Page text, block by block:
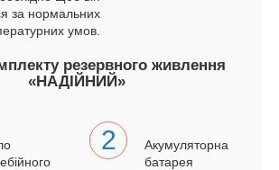
за нормальних
умов.
резервного живлення
«НАДІЙНИЙ»
2
Акумуляторна
батарея